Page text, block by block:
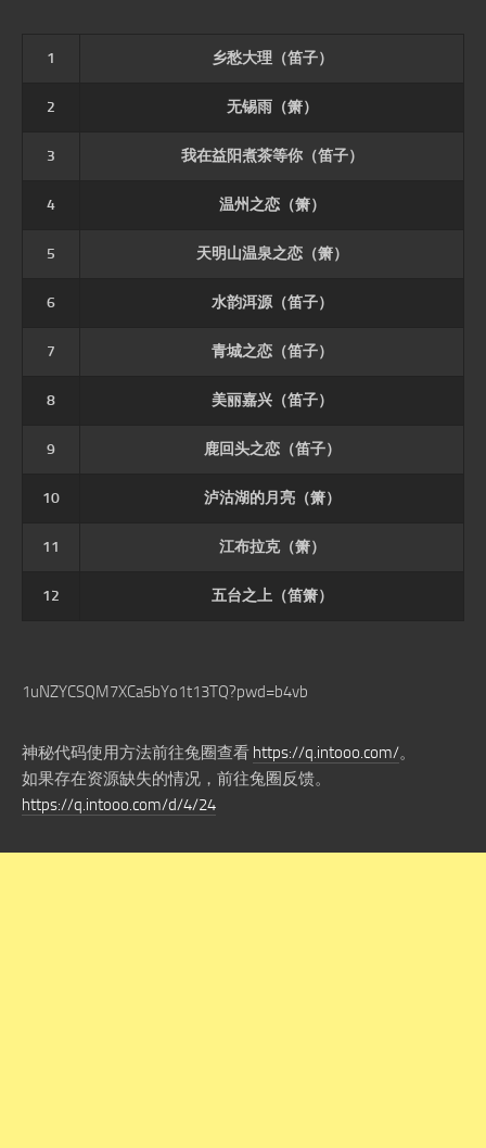
1 乡愁大理（笛子）
2 无锡雨（箫）
3 我在益阳煮茶等你（笛子）
4 温州之恋（箫）
5 天明山温泉之恋（箫）
6 水韵洱源（笛子）
7 青城之恋（笛子）
8 美丽嘉兴（笛子）
9 鹿回头之恋（笛子）
10 泸沽湖的月亮（箫）
11 江布拉克（箫）
12 五台之上（笛箫）
1uNZYCSQM7XCa5bYo1t13TQ?pwd=b4vb
神秘代码使用方法前往兔圈查看 https://q.intooo.com/。
如果存在资源缺失的情况，前往兔圈反馈。
https://q.intooo.com/d/4/24